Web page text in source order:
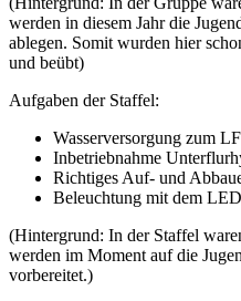
werden in diesem Jahr die
ablegen. Somit wurden hier
und beübt)
Aufgaben der Staffel:
Wasserversorgung zum
Inbetriebnahme
Richtiges Auf- und
Beleuchtung mit dem
(Hintergrund: In der Staffel
werden im Moment auf die
vorbereitet.)